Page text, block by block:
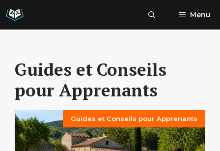
au
Menu
Guides et Conseils
pour Apprenants
Guides et Conseils pour Apprenants